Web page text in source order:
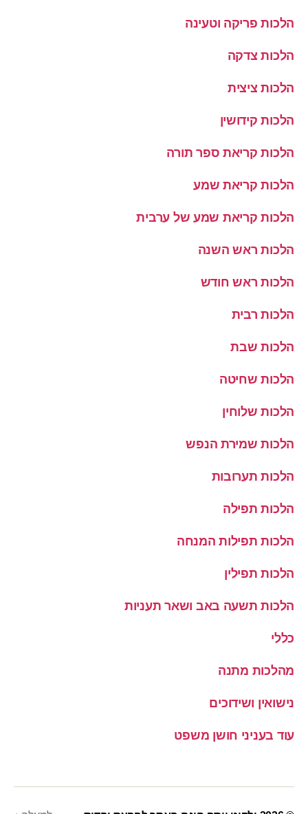
הלכות פריקה וטעינה
הלכות צדקה
הלכות ציצית
הלכות קידושין
הלכות קריאת ספר תורה
הלכות קריאת שמע
הלכות קריאת שמע של ערבית
הלכות ראש השנה
הלכות ראש חודש
הלכות רבית
הלכות שבת
הלכות שחיטה
הלכות שלוחין
הלכות שמירת הנפש
הלכות תערובות
הלכות תפילה
הלכות תפילות המנחה
הלכות תפילין
הלכות תשעה באב ושאר תעניות
כללי
מהלכות מתנה
נישואין ושידוכים
עוד בעניני חושן משפט